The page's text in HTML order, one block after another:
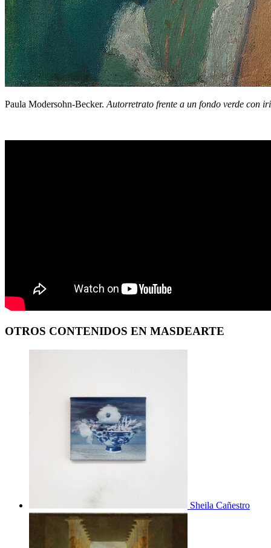
Paula Modersohn-Becker. Autorretrato frente a un fondo verde con
OTROS CONTENIDOS EN MASDEARTE
Sheila Cañestro